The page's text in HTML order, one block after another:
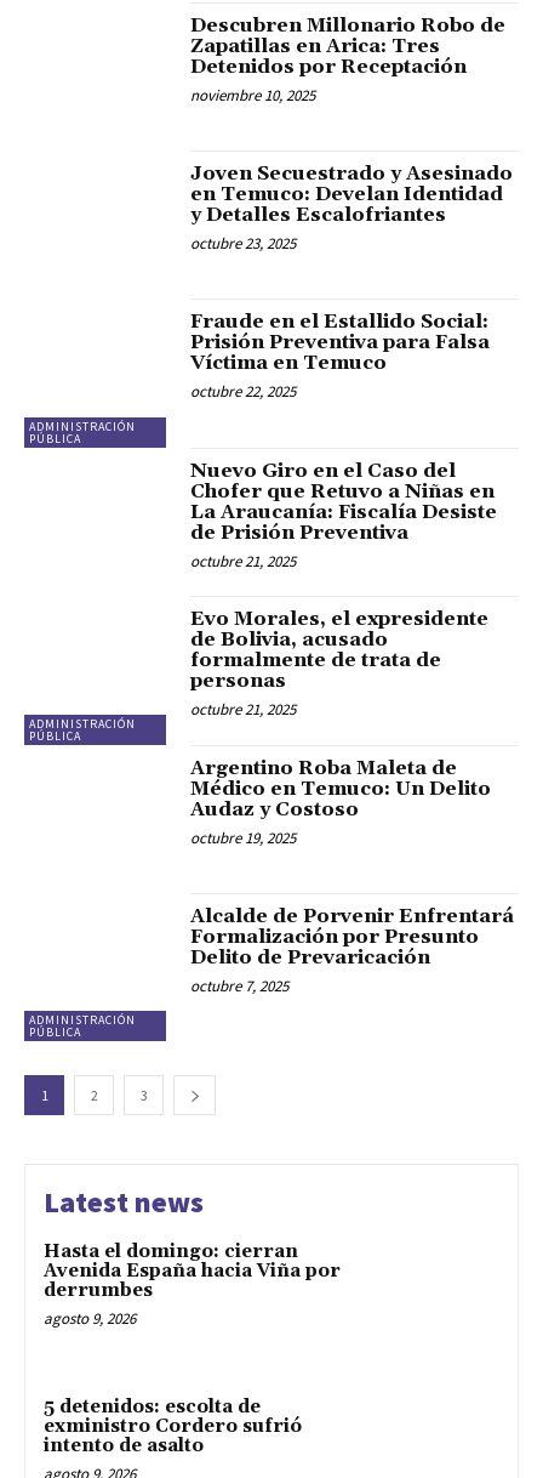
Descubren Millonario Robo de
Zapatillas en Arica: Tres
Detenidos por Receptación
noviembre 10, 2025
Joven Secuestrado y Asesinado
en Temuco: Develan Identidad
y Detalles Escalofriantes
octubre 23, 2025
ADMINISTRACIÓN
PÚBLICA
Fraude en el Estallido Social:
Prisión Preventiva para Falsa
Víctima en Temuco
octubre 22, 2025
Nuevo Giro en el Caso del
Chofer que Retuvo a Niñas en
La Araucanía: Fiscalía Desiste
de Prisión Preventiva
octubre 21, 2025
ADMINISTRACIÓN
PÚBLICA
Evo Morales, el expresidente
de Bolivia, acusado
formalmente de trata de
personas
octubre 21, 2025
Argentino Roba Maleta de
Médico en Temuco: Un Delito
Audaz y Costoso
octubre 19, 2025
ADMINISTRACIÓN
PÚBLICA
Alcalde de Porvenir Enfrentará
Formalización por Presunto
Delito de Prevaricación
octubre 7, 2025
1 2 3
Latest news
Hasta el domingo: cierran
Avenida España hacia Viña por
derrumbes
agosto 9, 2026
5 detenidos: escolta de
exministro Cordero sufrió
intento de asalto
agosto 9, 2026